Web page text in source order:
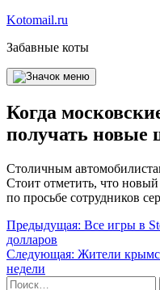
Перейти
содержимому
Kotomail.ru
Забавные коты
Когда
получать
Столичным
Стоит отметить, что новый
по просьбе сотрудников
Навигация
по
записям
Предыдущая: Все игры в
долларов
Следующая: Жители
недели
Найти: